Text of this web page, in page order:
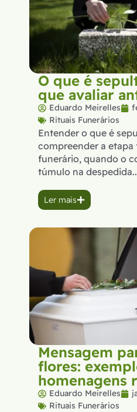
O que é
que avaliar
Eduardo Meirelles
Rituais Funerários
Entender o que é
compreender a
funerário, quando o
túmulo na
Ler mais
Mensagem
flores:
homenagens
Eduardo Meirelles
Rituais Funerários